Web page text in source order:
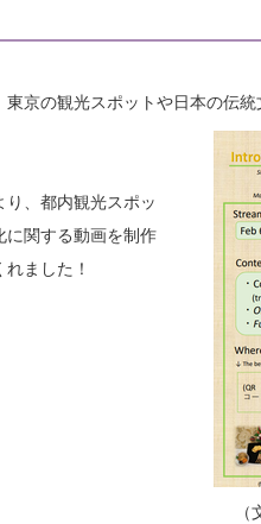
京の観光スポットや日本の伝
、都内観光スポッ
に関する動画を制作
ました！